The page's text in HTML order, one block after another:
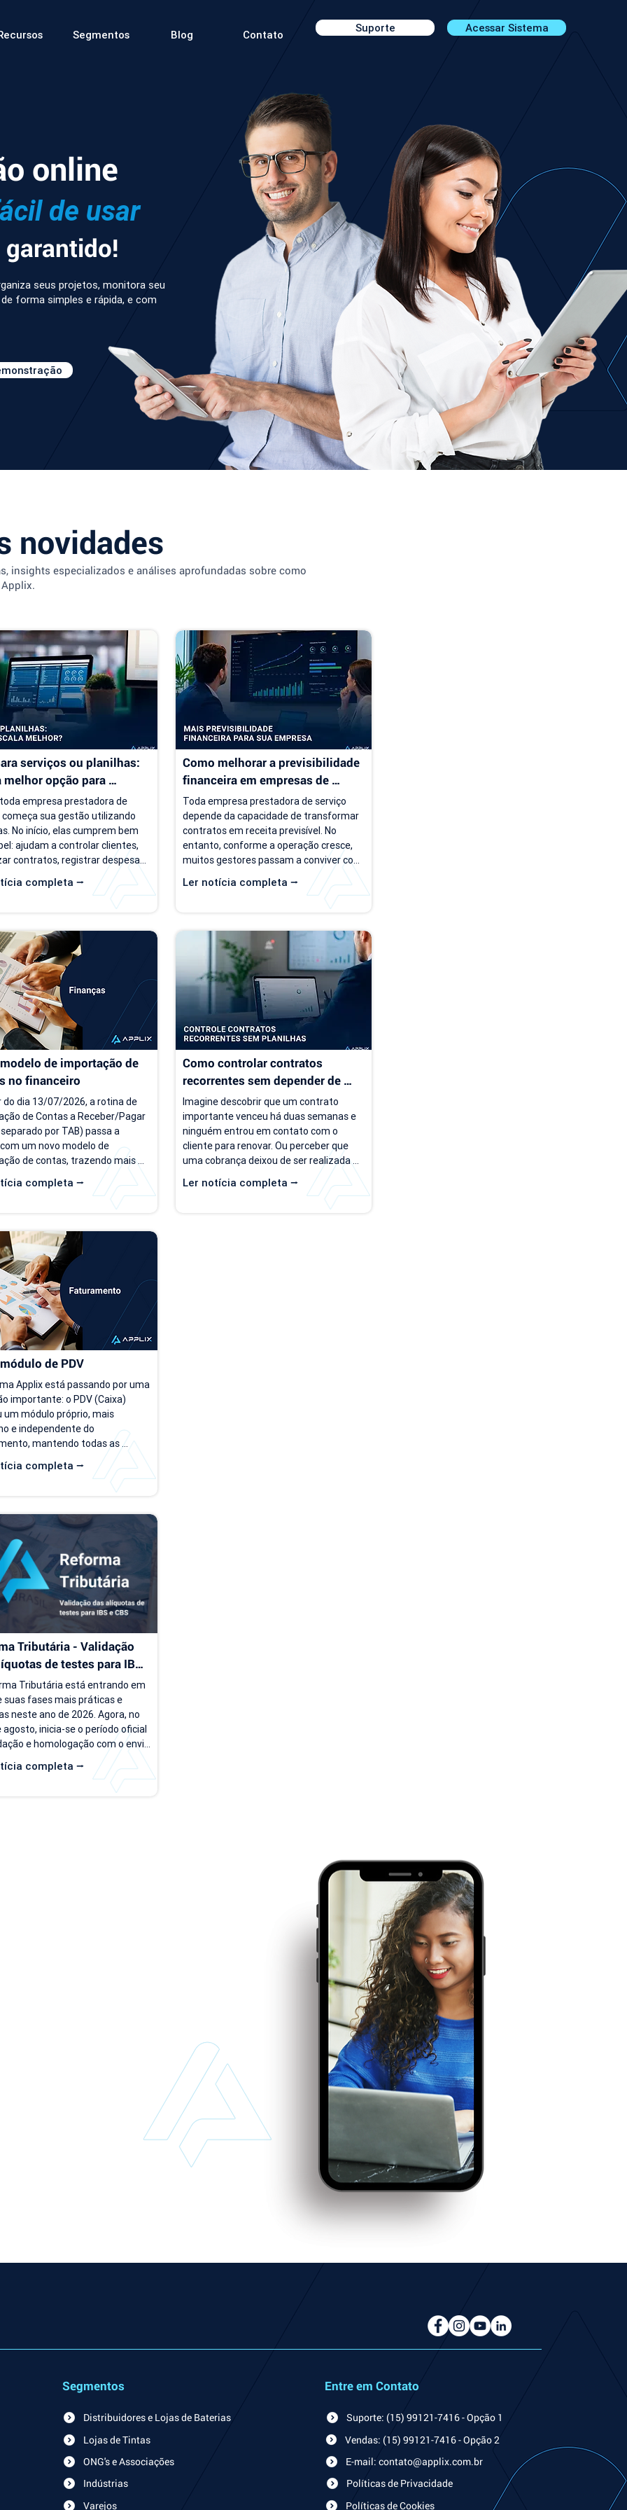
Segmentos Blog Contato
Suporte Acessar Sistema
seus projetos, monitora seu
forma simples e rápida, e com
online
de usar
garantido!
novidades
insights especializados e análises aprofundadas sobre como
serviços ou planilhas:
melhor opção para
de serviço?
empresa prestadora de
começa sua gestão utilizando
No início, elas cumprem bem
ajudam a controlar clientes,
contratos, registrar despesas
o faturamento. O
é que a empresa evolui, mas o
de gestão muitas vezes
de clientes, novos contratos,
recorrentes e processos
mais complexos, aquilo que
simples passa a consumir
retrabalho e...
completa ⭢
de importação de
no financeiro
do dia 13/07/2026, a rotina de
de Contas a Receber/Pagar
por TAB) passa a
um novo modelo de
de contas, trazendo mais
para o processo de
Além da ampliação das
que podem ser importadas,
para operações com rateio e
revisadas para auxiliar no
dos arquivos. Como
o novo modelo de importação
O novo template estará...
completa ⭢
Como melhorar a previsibilidade
financeira em empresas de
serviço
Toda empresa prestadora de serviço
depende da capacidade de transformar
contratos em receita previsível. No
entanto, conforme a operação cresce,
muitos gestores passam a conviver com
um cenário de incerteza. Existe carteira
de clientes, há contratos ativos e novos
negócios acontecendo, mas responder
empresa deve faturar no próximo mês?",
torna-se cada vez mais difícil. Essa falta
de previsibilidade financeira afeta
decisões importantes, como
investimentos,...
Ler notícia completa ⭢
Como controlar contratos
recorrentes sem depender de
planilhas
Imagine descobrir que um contrato
importante venceu há duas semanas e
ninguém entrou em contato com o
cliente para renovar. Ou perceber que
uma cobrança deixou de ser realizada
porque a informação estava em uma
planilha que ninguém atualizou. Essas
situações são mais comuns do que
Ler notícia completa ⭢
de PDV
Applix está passando por uma
importante: o PDV (Caixa)
um módulo próprio, mais
e independente do
mantendo todas as
que você já utiliza no dia a dia. A
15/07/26, as duas versões
ao mesmo tempo,
com a nova interface no
O que muda? Local de acesso
PDV funciona dentro do módulo
na aba "Caixa PDV". Na
o PDV passa a ser...
completa ⭢
Tributária - Validação
de testes para IBS
Tributária está entrando em
suas fases mais práticas e
neste ano de 2026. Agora, no
agosto, inicia-se o período oficial
e homologação com o envio
de teste do IBS e da CBS
empresas do regime normal. A
está preparada? Assista o
completa ⭢
Segmentos
Distribuidores e Lojas de Baterias
Lojas de Tintas
ONG's e Associações
Indústrias
Varejos
Entre em Contato
Suporte: (15) 99121-7416 - Opção 1
Vendas: (15) 99121-7416 - Opção 2
E-mail: contato@applix.com.br
Políticas de Privacidade
Políticas de Cookies